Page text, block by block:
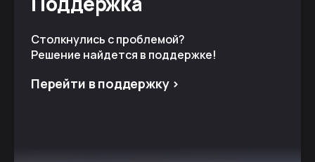
Столкнулись с проблемой?
Решение найдется в поддержке!
Перейти в поддержку >